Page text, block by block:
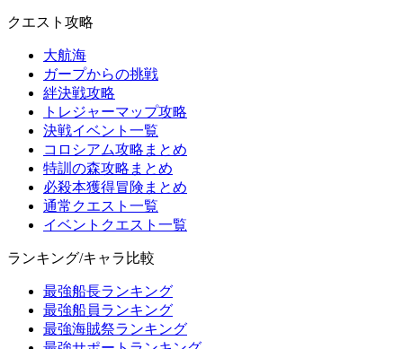
クエスト攻略
大航海
ガープからの挑戦
絆決戦攻略
トレジャーマップ攻略
決戦イベント一覧
コロシアム攻略まとめ
特訓の森攻略まとめ
必殺本獲得冒険まとめ
通常クエスト一覧
イベントクエスト一覧
ランキング/キャラ比較
最強船長ランキング
最強船員ランキング
最強海賊祭ランキング